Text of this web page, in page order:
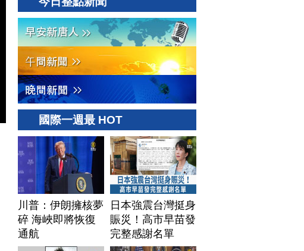
國際一週最 HOT
川普：伊朗擁核夢
碎 海峽即將恢復
通航
日本強震台灣挺身
賑災！高市早苗發
完整感謝名單